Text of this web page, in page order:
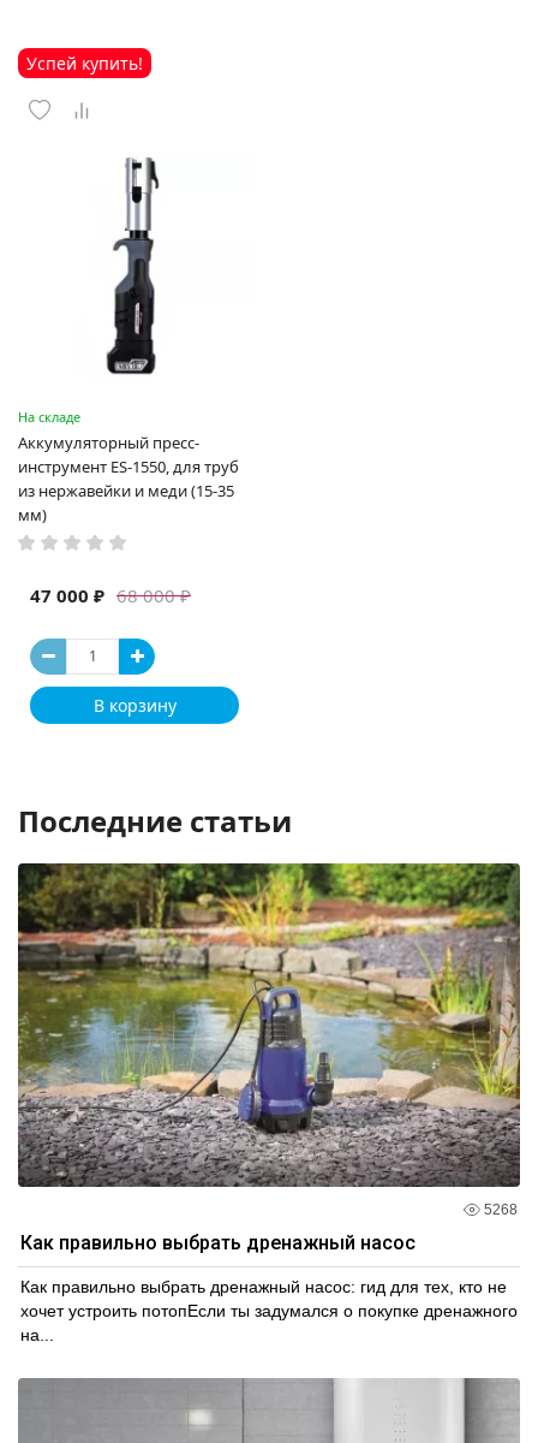
Успей купить!
На складе
Аккумуляторный пресс-
инструмент ES-1550, для труб
из нержавейки и меди (15-35
мм)
68 000 ₽
47 000 ₽
В корзину
Последние статьи
5268
Как правильно выбрать дренажный насос
Как правильно выбрать дренажный насос: гид для тех, кто не
хочет устроить потопЕсли ты задумался о покупке дренажного
на...